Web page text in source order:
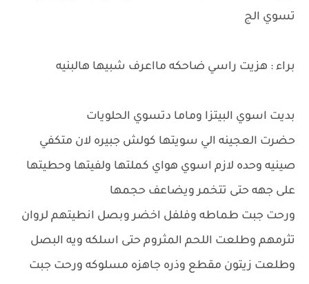
تسوي الج
براء : هزيت راسي ضاحكه مااعرف شبيها هالبنيه
بديت اسوي البيتزا وماما دتسوي الحلويات
حضرت العجينه الي سويتها كولش جبيره لان متكفي
صينيه وحده لازم اسوي هواي كملتها ولفيتها وحطيتها
على جهه حتى تتخمر ويضاعف حجمها
ورحت جبت طماطه وفلفل اخضر وبصل انطيتهم لروان
تثرمهم وطلعت اللحم المثروم حتى اسلكه ويه البصل
وطلعت زيتون مقطع وذره جاهزه مسلوكه ورحت جبت